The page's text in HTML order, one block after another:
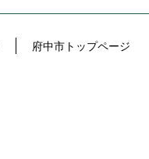
府中市トップページ